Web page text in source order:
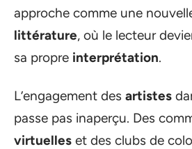
approche comme une
littérature, où le lecteur
sa propre interprétation.
L’engagement des artistes
passe pas inaperçu. Des
virtuelles et des clubs de